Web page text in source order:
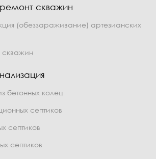
скважин
(обеззараживание) артезианских
скважин
бетонных колец
септиков
септиков
септиков